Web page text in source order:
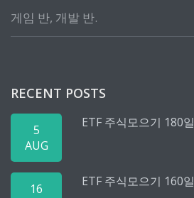
게임 반, 개발 반.
RECENT POSTS
5
AUG
ETF 주식모으기 180일
16
ETF 주식모으기 160일